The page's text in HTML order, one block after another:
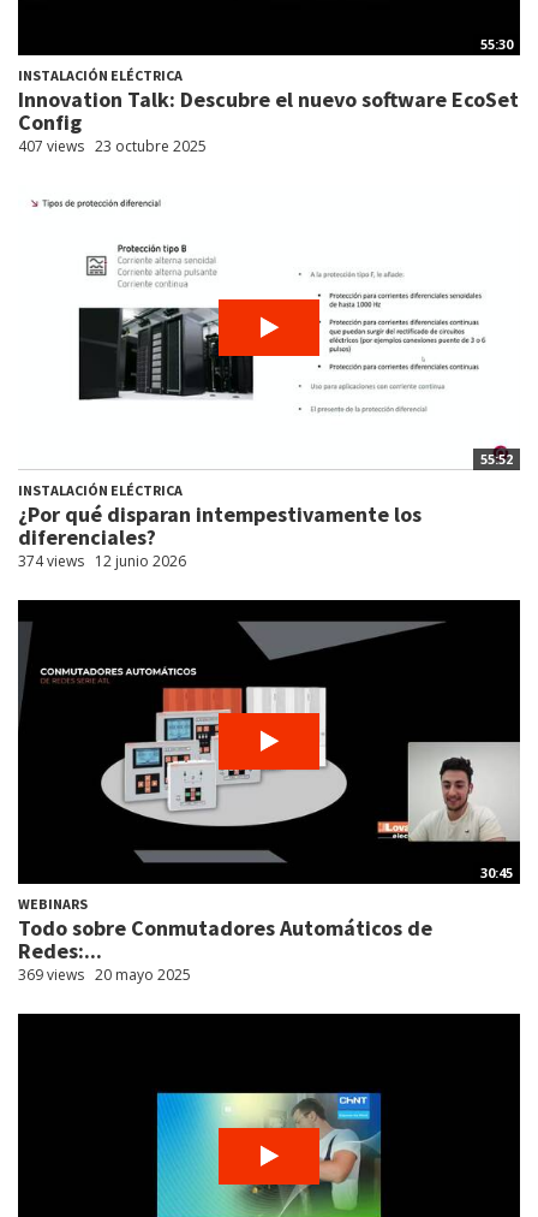
55:30
INSTALACIÓN ELÉCTRICA
Innovation Talk: Descubre el nuevo software EcoSet
Config
407 views 23 octubre 2025
55:52
INSTALACIÓN ELÉCTRICA
¿Por qué disparan intempestivamente los
diferenciales?
374 views 12 junio 2026
30:45
WEBINARS
Todo sobre Conmutadores Automáticos de
Redes:...
369 views 20 mayo 2025